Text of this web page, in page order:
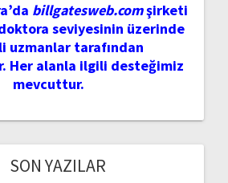
billgatesweb.comşirketi
seviyesinin üzerinde
uzmanlar tarafından
Her alanla ilgili desteğimiz
mevcuttur.
SON YAZILAR